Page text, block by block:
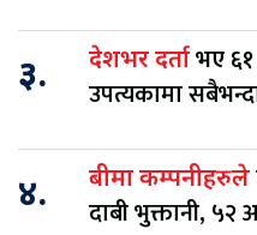
३. देशभर दर्ताभए ६१
उपत्यकामा
४. बीमा कम्पनीहरुले
दाबी भुक्तानी, ५२